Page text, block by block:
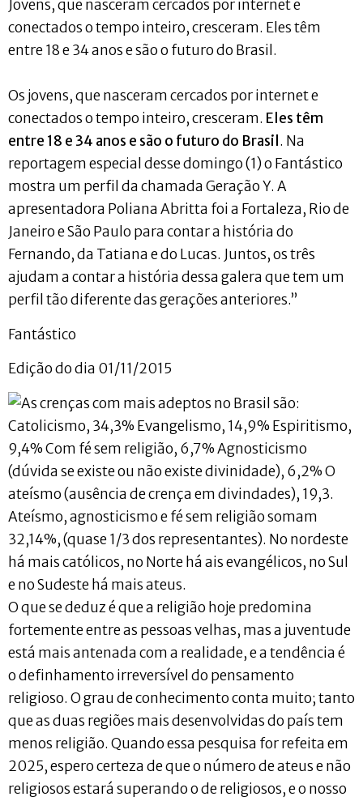
Jovens, que nasceram cercados por internet e
conectados o tempo inteiro, cresceram. Eles têm
entre 18 e 34 anos e são o futuro do Brasil.
Os jovens, que nasceram cercados por internet e
conectados o tempo inteiro, cresceram. Eles têm
entre 18 e 34 anos e são o futuro do Brasil . Na
reportagem especial desse domingo (1) o Fantástico
mostra um perfil da chamada Geração Y. A
apresentadora Poliana Abritta foi a Fortaleza, Rio de
Janeiro e São Paulo para contar a história do
Fernando, da Tatiana e do Lucas. Juntos, os três
ajudam a contar a história dessa galera que tem um
perfil tão diferente das gerações anteriores.”
Fantástico
Edição do dia 01/11/2015
O que se deduz é que a religião hoje predomina
fortemente entre as pessoas velhas, mas a juventude
está mais antenada com a realidade, e a tendência é
o definhamento irreversível do pensamento
religioso. O grau de conhecimento conta muito; tanto
que as duas regiões mais desenvolvidas do país tem
menos religião. Quando essa pesquisa for refeita em
2025, espero certeza de que o número de ateus e não
religiosos estará superando o de religiosos, e o nosso